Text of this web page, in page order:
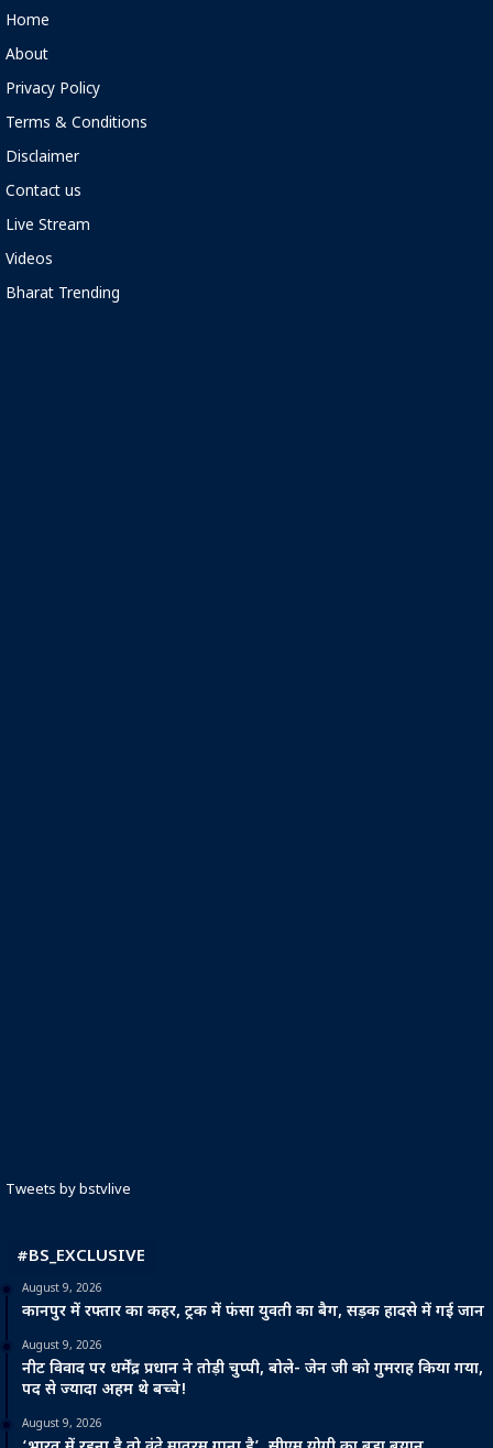
Home
About
Privacy Policy
Terms & Conditions
Disclaimer
Contact us
Live Stream
Videos
Bharat Trending
Tweets by bstvlive
#BS_EXCLUSIVE
August 9, 2026
कानपुर में रफ्तार का कहर, ट्रक में फंसा युवती का बैग, सड़क हादसे में गई जान
August 9, 2026
नीट विवाद पर धर्मेंद्र प्रधान ने तोड़ी चुप्पी, बोले- जेन जी को गुमराह किया गया,
पद से ज्यादा अहम थे बच्चे!
August 9, 2026